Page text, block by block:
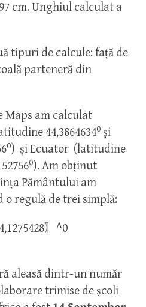
cm. Unghiul calculat a
de calcule: față de
parteneră din
am calculat
44,38646340 și
0) și Ecuator (latitudine
0). Am obținut
Pământului am
regulă de trei simplă:
〗^0
dintr-un număr
trimise de școli